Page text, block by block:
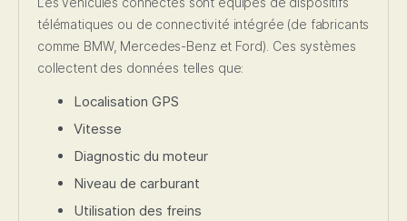
télématiques ou de connectivité intégrée (de fabricants
comme BMW, Mercedes-Benz et Ford). Ces systèmes
collectent des données telles que:
Localisation GPS
Vitesse
Diagnostic du moteur
Niveau de carburant
Utilisation des freins